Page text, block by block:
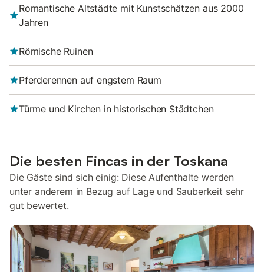
Romantische Altstädte mit Kunstschätzen aus 2000
Jahren
Römische Ruinen
Pferderennen auf engstem Raum
Türme und Kirchen in historischen Städtchen
Die besten Fincas in der Toskana
Die Gäste sind sich einig: Diese Aufenthalte werden
unter anderem in Bezug auf Lage und Sauberkeit sehr
gut bewertet.